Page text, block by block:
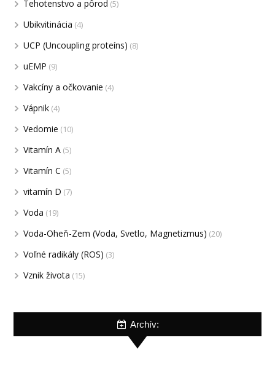
Tehotenstvo a pôrod (5)
Ubikvitinácia (4)
UCP (Uncoupling proteíns) (8)
uEMP (9)
Vakcíny a očkovanie (4)
Vápnik (4)
Vedomie (10)
Vitamín A (5)
Vitamín C (5)
vitamín D (7)
Voda (19)
Voda-Oheň-Zem (Voda, Svetlo, Magnetizmus) (20)
Voľné radikály (ROS) (3)
Vznik života (15)
Archív: